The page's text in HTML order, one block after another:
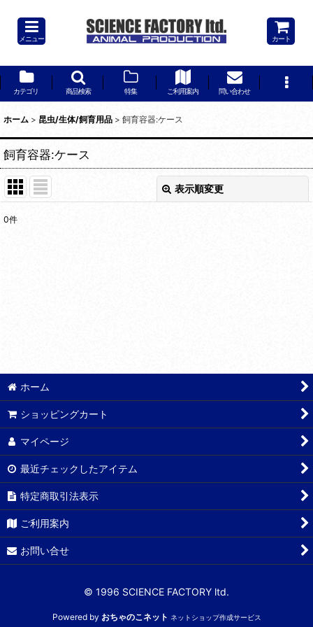
メニュー カート
カテゴリ 商品検索 特集 ご利用案内 問い合わせ
ホーム > 昆虫/生体/飼育用品 > 飼育容器:ケース
飼育容器:ケース
表示順変更
0件
ホーム
ショッピングカート
マイページ
最近チェックしたアイテム
特定商取引法表示
ご利用案内
お問い合せ
© 1996 SCIENCE FACTORY ltd.
Powered by おちゃのこネット ネットショップ作成サービス